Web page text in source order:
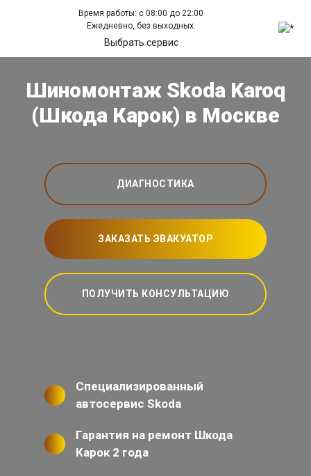
Время работы: с 08:00 до 22:00
Ежедневно, без выходных.
Выбрать сервис
Шиномонтаж Skoda Karoq
(Шкода Карок) в Москве
ДИАГНОСТИКА
ЗАКАЗАТЬ ЭВАКУАТОР
ПОЛУЧИТЬ КОНСУЛЬТАЦИЮ
Специализированный
автосервис Skoda
Гарантия на ремонт Шкода
Карок 2 года